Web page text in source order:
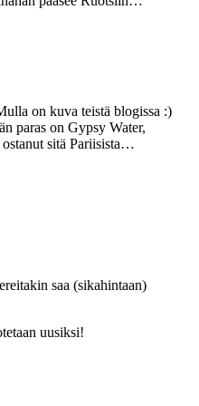
on kuva teistä blogissa :)
paras on Gypsy Water,
ostanut sitä Pariisista…
saa (sikahintaan)
uusiksi!